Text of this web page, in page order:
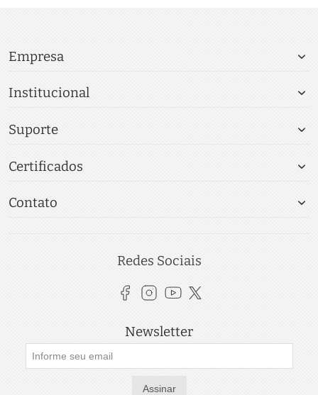
Empresa
Institucional
Suporte
Certificados
Contato
Redes Sociais
Newsletter
Assinar